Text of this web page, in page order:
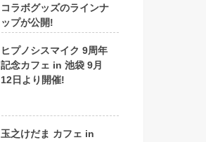
コラボグッズのラインナ
ップが公開!
ヒプノシスマイク 9周年
記念カフェ in 池袋 9月
12日より開催!
玉之けだま カフェ in